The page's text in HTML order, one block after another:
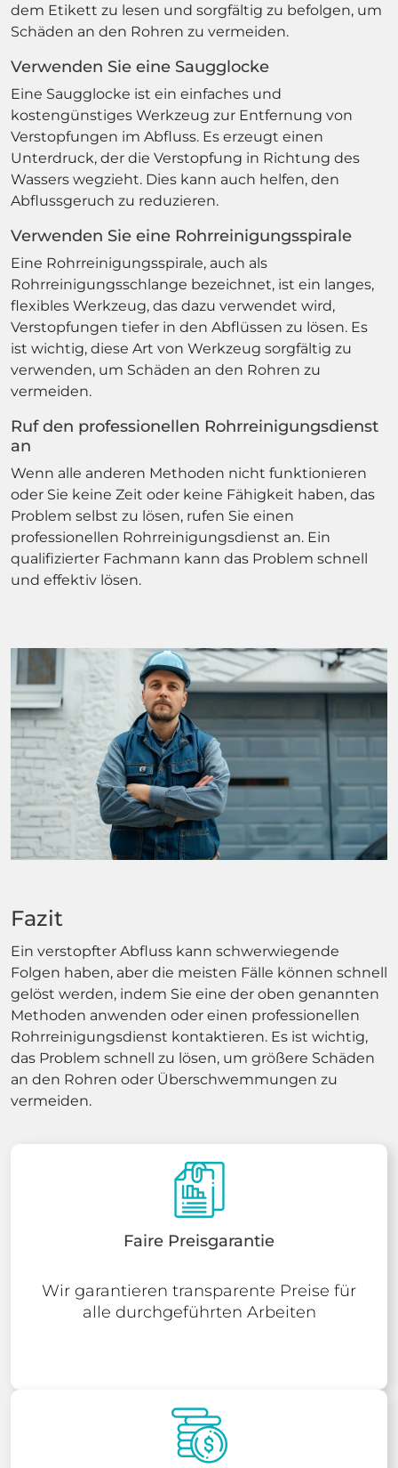
dem Etikett zu lesen und sorgfältig zu befolgen, um
Schäden an den Rohren zu vermeiden.
Verwenden Sie eine Saugglocke
Eine Saugglocke ist ein einfaches und
kostengünstiges Werkzeug zur Entfernung von
Verstopfungen im Abfluss. Es erzeugt einen
Unterdruck, der die Verstopfung in Richtung des
Wassers wegzieht. Dies kann auch helfen, den
Abflussgeruch zu reduzieren.
Verwenden Sie eine Rohrreinigungsspirale
Eine Rohrreinigungsspirale, auch als
Rohrreinigungsschlange bezeichnet, ist ein langes,
flexibles Werkzeug, das dazu verwendet wird,
Verstopfungen tiefer in den Abflüssen zu lösen. Es
ist wichtig, diese Art von Werkzeug sorgfältig zu
verwenden, um Schäden an den Rohren zu
vermeiden.
Ruf den professionellen Rohrreinigungsdienst
an
Wenn alle anderen Methoden nicht funktionieren
oder Sie keine Zeit oder keine Fähigkeit haben, das
Problem selbst zu lösen, rufen Sie einen
professionellen Rohrreinigungsdienst an. Ein
qualifizierter Fachmann kann das Problem schnell
und effektiv lösen.
Fazit
Ein verstopfter Abfluss kann schwerwiegende
Folgen haben, aber die meisten Fälle können schnell
gelöst werden, indem Sie eine der oben genannten
Methoden anwenden oder einen professionellen
Rohrreinigungsdienst kontaktieren. Es ist wichtig,
das Problem schnell zu lösen, um größere Schäden
an den Rohren oder Überschwemmungen zu
vermeiden.
Faire Preisgarantie
Wir garantieren transparente Preise für
alle durchgeführten Arbeiten